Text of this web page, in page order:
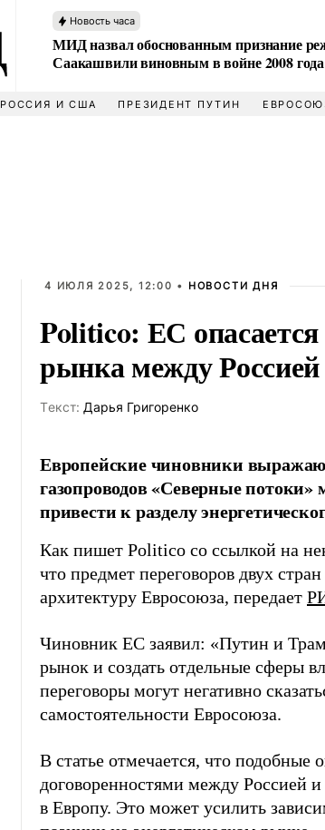
Новость часа
МИД назвал обоснованным признание
Саакашвили виновным в войне 2008 года
РОССИЯ И США ПРЕЗИДЕНТ ПУТИН
4 ИЮЛЯ 2025, 12:00 • НОВОСТИ ДНЯ
Politico: ЕС опасается
рынка между
Tекст: Дарья Григоренко
Европейские чиновники
газопроводов «Северные
привести к разделу
Как пишет Politico со ссылкой на
что предмет переговоров двух
архитектуру Евросоюза, передает
Чиновник ЕС заявил: «Путин и
рынок и создать отдельные сферы
переговоры могут негативно
самостоятельности Евросоюза.
В статье отмечается, что
договоренностями между Россией
в Европу. Это может усилить